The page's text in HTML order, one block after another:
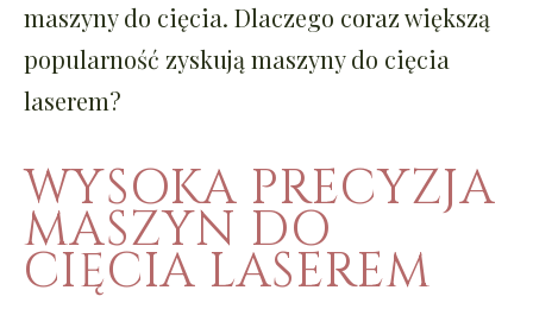
maszyny do cięcia. Dlaczego coraz większą
popularność zyskują maszyny do cięcia
laserem?
WYSOKA PRECYZJA
MASZYN DO
CIĘCIA LASEREM